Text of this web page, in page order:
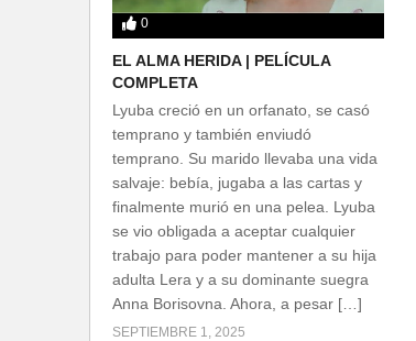
0
EL ALMA HERIDA | PELÍCULA
COMPLETA
Lyuba creció en un orfanato, se casó
temprano y también enviudó
temprano. Su marido llevaba una vida
salvaje: bebía, jugaba a las cartas y
finalmente murió en una pelea. Lyuba
se vio obligada a aceptar cualquier
trabajo para poder mantener a su hija
adulta Lera y a su dominante suegra
Anna Borisovna. Ahora, a pesar […]
SEPTIEMBRE 1, 2025